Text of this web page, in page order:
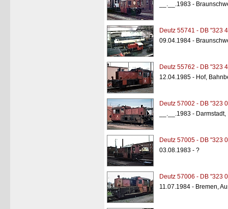
__.__.1983 -
Deutz 55741 - DB "323
09.04.1984 -
Deutz 55762 - DB "323
12.04.1985 - Hof,
Deutz 57002 - DB "323
__.__.1983 -
Deutz 57005 - DB "323
03.08.1983 - ?
Deutz 57006 - DB "323
11.07.1984 - Bremen,